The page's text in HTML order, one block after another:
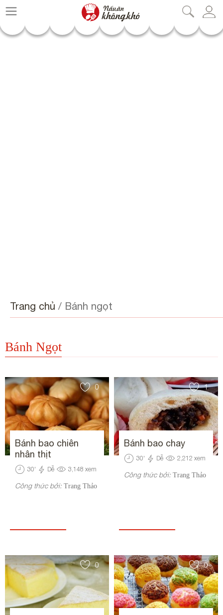
nauankhongkho.vn
Trang chủ / Bánh ngọt
Bánh Ngọt
0
Bánh bao chiên
nhân thịt
30' Dễ 3,148 xem
Công thức bởi: Trang Thảo
1
Bánh bao chay
30' Dễ 2,212 xem
Công thức bởi: Trang Thảo
0 0